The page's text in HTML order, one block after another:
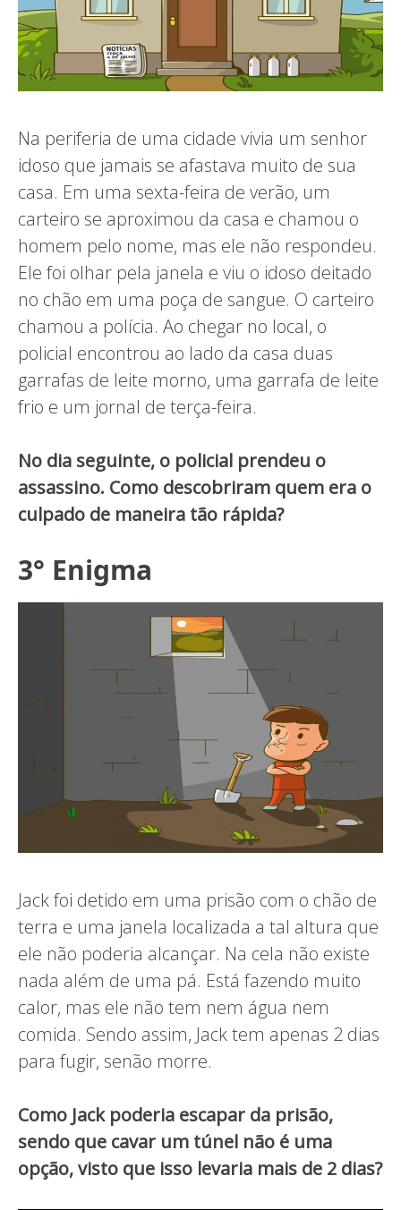
Na periferia de uma cidade vivia um senhor
idoso que jamais se afastava muito de sua
casa. Em uma sexta-feira de verão, um
carteiro se aproximou da casa e chamou o
homem pelo nome, mas ele não respondeu.
Ele foi olhar pela janela e viu o idoso deitado
no chão em uma poça de sangue. O carteiro
chamou a polícia. Ao chegar no local, o
policial encontrou ao lado da casa duas
garrafas de leite morno, uma garrafa de leite
frio e um jornal de terça-feira.
No dia seguinte, o policial prendeu o
assassino. Como descobriram quem era o
culpado de maneira tão rápida?
3° Enigma
Jack foi detido em uma prisão com o chão de
terra e uma janela localizada a tal altura que
ele não poderia alcançar. Na cela não existe
nada além de uma pá. Está fazendo muito
calor, mas ele não tem nem água nem
comida. Sendo assim, Jack tem apenas 2 dias
para fugir, senão morre.
Como Jack poderia escapar da prisão,
sendo que cavar um túnel não é uma
opção, visto que isso levaria mais de 2 dias?